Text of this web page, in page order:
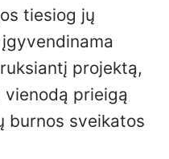
tiesiog jų
projektą,
prieigą
burnos sveikatos